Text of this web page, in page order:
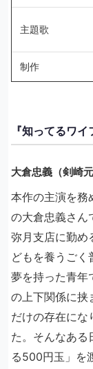
主題歌
制作
『知ってるワ
大倉忠義（剣崎元
本作の主演を務
の大倉忠義さん
弥月支店に勤め
どもを養うご
夢を持った青年
の上下関係に挟
だけの存在にな
た。そんなある
る500円玉」を